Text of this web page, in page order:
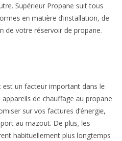
Supérieur Propane suit tous
en matière d’installation, de
de votre réservoir de propane.
est un facteur important dans le
appareils de chauffage au propane
sur vos factures d’énergie,
au mazout. De plus, les
habituellement plus longtemps